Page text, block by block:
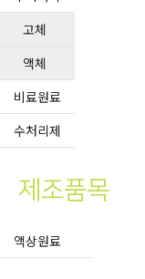
고체
액체
비료원료
수처리제
제조품목
액상원료